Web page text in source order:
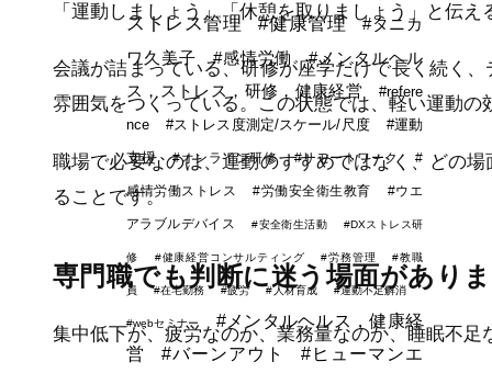
「運動しましょう」「休憩を取りましょう」と伝
会議が詰まっている、研修が座学だけで長く続く
雰囲気をつくっている。この状態では、軽い運動
職場で必要なのは、運動のすすめではなく、どの
ることです。
専門職でも判断に迷う場面があり
集中低下が、疲労なのか、業務量なのか、睡眠不
ストレス管理
#健康管理
#タニカ
ワ久美子
#感情労働
#メンタルヘル
ス，ストレス，研修，健康経営
#refere
nce
#ストレス度測定/スケール/尺度
#運動
支援
#オンライン研修 #リモートワーク #
感情労働ストレス #労働安全衛生教育 #ウエ
アラブルデバイス #安全衛生活動 #DXストレス研
修 #健康経営コンサルティング #労務管理 #教職
員 #在宅勤務 #疲労 #人材育成 #運動不足解消
#webセミナー
#メンタルヘルス，健康経
営
#バーンアウト
#ヒューマンエ